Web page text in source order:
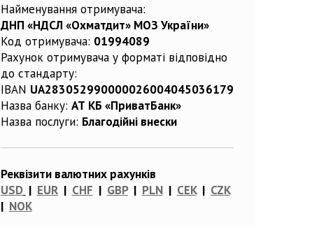
Найменування отримувача:
ДНП «НДСЛ «Охматдит» МОЗ України»
Код отримувача: 01994089
Рахунок отримувача у форматі відповідно
до стандарту:
IBAN UA283052990000026004045036179
Назва банку: АТ КБ «ПриватБанк»
Назва послуги: Благодійні внески
Реквізити валютних рахунків
USD | EUR| CHF | GBP| PLN| CEK| CZK
| NOK